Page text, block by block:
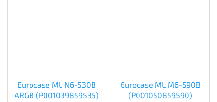
Eurocase ML N6-530B
ARGB (P001039859535)
Eurocase ML M6-590B
(P001050859590)